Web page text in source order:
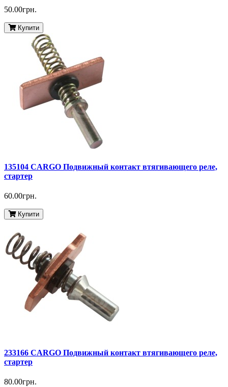
50.00грн.
Купити
135104 CARGO Подвижный контакт втягивающего реле,
стартер
60.00грн.
Купити
233166 CARGO Подвижный контакт втягивающего реле,
стартер
80.00грн.